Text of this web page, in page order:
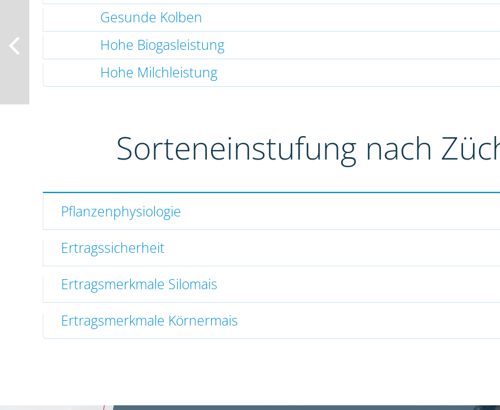
Gesunde Kolben
Hohe Biogasleistung
Hohe Milchleistung
Sorteneinstufung nach
Pflanzenphysiologie
Ertragssicherheit
Ertragsmerkmale Silomais
Ertragsmerkmale Körnermais